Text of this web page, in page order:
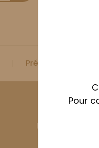
Préparation
Home
Pour